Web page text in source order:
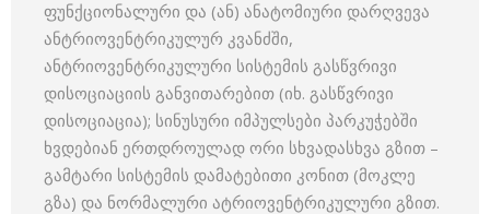
ფუნქციონალური და (ან) ანატომიური დარღვევა
ანტრიოვენტრიკულურ კვანძში,
ანტრიოვენტრიკულური სისტემის გასწვრივი
დისოციაციის განვითარებით (იხ. გასწვრივი
დისოციაცია); სინუსური იმპულსები პარკუჭებში
ხვდებიან ერთდროულად ორი სხვადასხვა გზით –
გამტარი სისტემის დამატებითი კონით (მოკლე
გზა) და ნორმალური ატრიოვენტრიკულური გზით.